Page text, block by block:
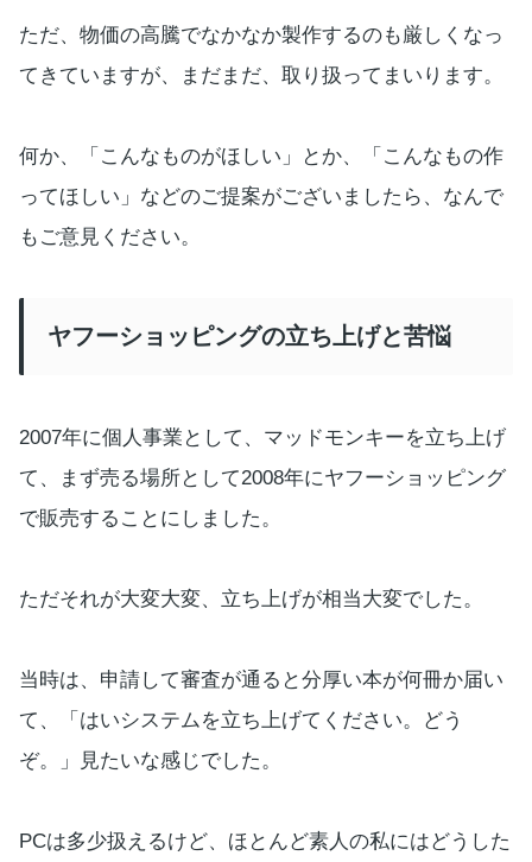
ただ、物価の高騰でなかなか製作するのも厳しくなっ
てきていますが、まだまだ、取り扱ってまいります。
何か、「こんなものがほしい」とか、「こんなもの作
ってほしい」などのご提案がございましたら、なんで
もご意見ください。
ヤフーショッピングの立ち上げと苦悩
2007年に個人事業として、マッドモンキーを立ち上げ
て、まず売る場所として2008年にヤフーショッピング
で販売することにしました。
ただそれが大変大変、立ち上げが相当大変でした。
当時は、申請して審査が通ると分厚い本が何冊か届い
て、「はいシステムを立ち上げてください。どう
ぞ。」見たいな感じでした。
PCは多少扱えるけど、ほとんど素人の私にはどうした